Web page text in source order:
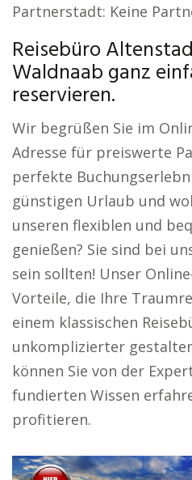
Partnerstadt: Keine
Reisebüro
Waldnaab ganz
reservieren.
Wir begrüßen Sie im
Adresse für preiswerte
perfekte
günstigen Urlaub und
unseren flexiblen und
genießen? Sie sind bei
sein sollten! Unser
Vorteile, die Ihre
einem klassischen
unkomplizierter
können Sie von der
fundierten Wissen
profitieren.